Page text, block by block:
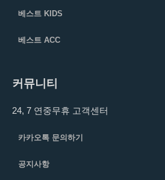
베스트 KIDS
베스트 ACC
커뮤니티
24, 7 연중무휴 고객센터
카카오톡 문의하기
공지사항